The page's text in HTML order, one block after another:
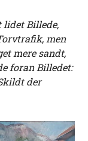
lidet Billede,
men
mere sandt,
foran Billedet:
der